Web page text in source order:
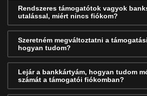
Rendszeres támogatótok vagyok
utalással, miért nincs fiókom?
Szeretném megváltoztatni a
hogyan tudom?
Lejár a bankkártyám, hogyan tudom
számát a támogatói fiókomban?